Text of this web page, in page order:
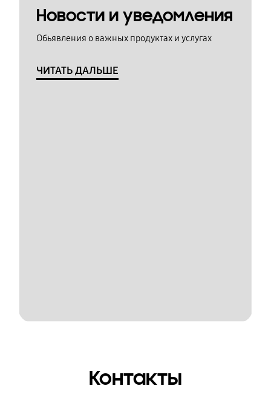
Новости и уведомления
Обьявления о важных продуктах и услугах
ЧИТАТЬ ДАЛЬШЕ
Контакты